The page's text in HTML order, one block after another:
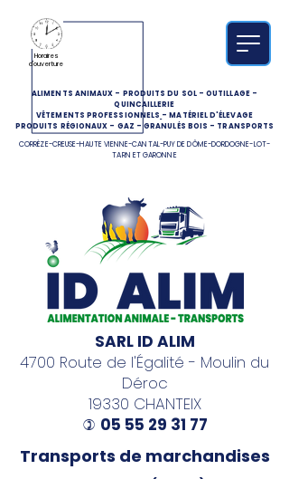
ALIMENTS ANIMAUX - PRODUITS DU SOL-OUTILLAGE-
QUINCAILLERIE
VÊTEMENTS PROFESSIONNELS -MATÉRIEL D'ÉLEVAGE
PRODUITS RÉGIONAUX - GAZ -GRANULÉS BOIS - TRANSPORTS
CORRÈZE-CREUSE-HAUTE VIENNE-CANTAL-PUY DE DÔME-DORDOGNE-LOT-
TARN ET GARONNE
Horaires
d'ouverture
SARL ID ALIM
4700 Route de l'Égalité - Moulin du
Déroc
19330 CHANTEIX
) 05 55 29 31 77
Transports de marchandises